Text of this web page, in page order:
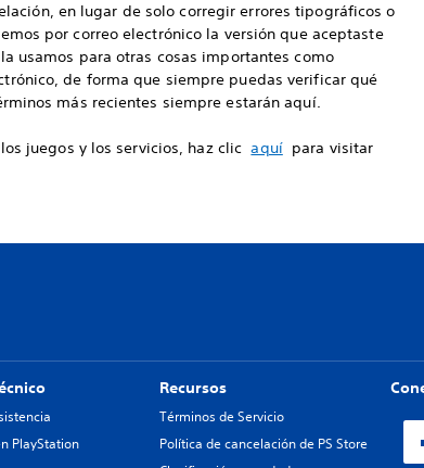
en lugar de solo corregir errores tipográficos o
por correo electrónico la versión que aceptaste
usamos para otras cosas importantes como
de forma que siempre puedas verificar qué
más recientes siempre estarán aquí.
juegos y los servicios, haz clicaquípara visitar
PlayStation
Recursos
Términos de Servicio
Política de cancelación de PS Store